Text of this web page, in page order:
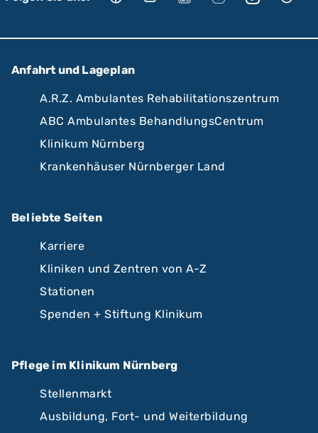
Anfahrt und Lageplan
A.R.Z. Ambulantes Rehabilitationszentrum
ABC Ambulantes BehandlungsCentrum
Klinikum Nürnberg
Krankenhäuser Nürnberger Land
Beliebte Seiten
Karriere
Kliniken und Zentren von A-Z
Stationen
Spenden + Stiftung Klinikum
Pflege im Klinikum Nürnberg
Stellenmarkt
Ausbildung, Fort- und Weiterbildung